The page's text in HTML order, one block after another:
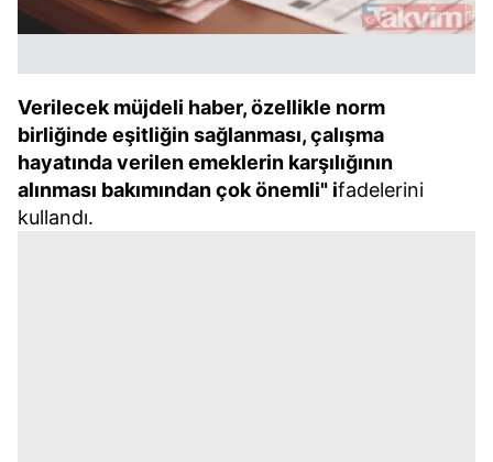
Verilecek müjdeli haber, özellikle norm
birliğinde eşitliğin sağlanması, çalışma
hayatında verilen emeklerin karşılığının
alınması bakımından çok önemli" ifadelerini
kullandı.